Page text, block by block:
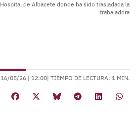
de Albacete donde ha sido trasladada la
trabajadora
16/05/26 | 12:00| TIEMPO DE LECTURA: 1 MIN.